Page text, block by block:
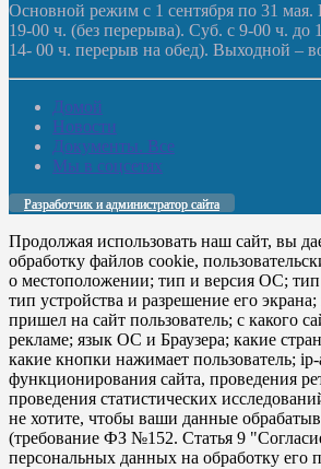
Основной режим с 1 сентября по 31 мая.
19-00 ч. (без перерыва). Суб. с 9-00 ч. до
14- 00 ч. перерыв на обед). Выходной –
Домой
Новости
Документы. Все
Мы в соцсетях
Разработчик и администратор сайта
Продолжая использовать наш сайт, вы
обработку файлов cookie,
о местоположении; тип и версия ОС; тип
тип устройства и разрешение его
пришел на сайт пользователь; с какого
рекламе; язык ОС и Браузера; какие
какие кнопки нажимает пользователь;
функционирования сайта, проведения
проведения статистических
не хотите, чтобы ваши данные
(требование ФЗ №152. Статья 9
персональных данных на обработку его